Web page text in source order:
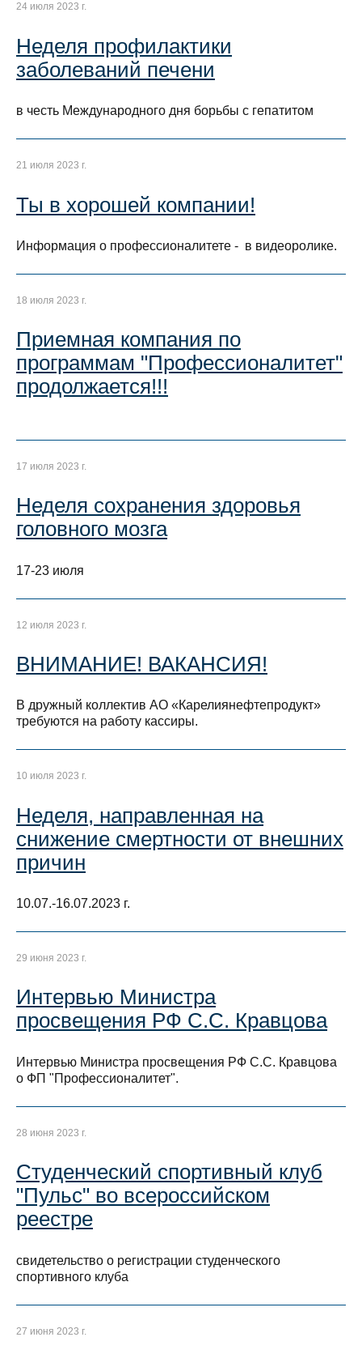
24 июля 2023 г.
Неделя профилактики
заболеваний печени
в честь Международного дня борьбы с гепатитом
21 июля 2023 г.
Ты в хорошей компании!
Информация о профессионалитете - в видеоролике.
18 июля 2023 г.
Приемная компания по
программам "Профессионалитет"
продолжается!!!
17 июля 2023 г.
Неделя сохранения здоровья
головного мозга
17-23 июля
12 июля 2023 г.
ВНИМАНИЕ! ВАКАНСИЯ!
В дружный коллектив АО «Карелиянефтепродукт»
требуются на работу кассиры.
10 июля 2023 г.
Неделя, направленная на
снижение смертности от внешних
причин
10.07.-16.07.2023 г.
29 июня 2023 г.
Интервью Министра
просвещения РФ С.С. Кравцова
Интервью Министра просвещения РФ С.С. Кравцова
о ФП "Профессионалитет".
28 июня 2023 г.
Студенческий спортивный клуб
"Пульс" во всероссийском
реестре
свидетельство о регистрации студенческого
спортивного клуба
27 июня 2023 г.